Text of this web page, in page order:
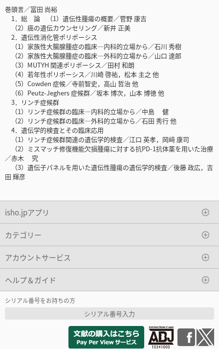
巻頭言／冨田 尚裕
1．総 論 （1）遺伝性腫瘍の概要／菅野 康吉
（2）癌の遺伝カウンセリング／新井 正美
2．遺伝性消化管ポリポーシス
（1）家族性大腸腺腫症の臨床―内科的立場から／石川 秀樹
（2）家族性大腸腺腫症の臨床―外科的立場から／山口 達郎
（3）MUTYH 関連ポリポーシス／田村 和朗
（4）若年性ポリポーシス／川崎 啓祐，松本 主之 他
（5）Cowden 症候／寺前智史，高山 哲治 他
（6）Peutz-Jeghers 症候群／坂本 博次，山本 博徳 他
3．リンチ症候群
（1）リンチ症候群の臨床―内科的立場から／中島 健
（2）リンチ症候群の臨床―外科的立場から／石田 秀行 他
4．遺伝学的検査とその臨床応用
（1）リンチ症候群関連の遺伝学的検査／江口 英孝，岡﨑 康司
（2）ミスマッチ修復機能欠損腫瘍に対する抗PD-1抗体薬を用いた治療
／赤木 究
（3）遺伝子パネルを用いた遺伝性腫瘍の遺伝学的検査／後藤 政広，吉
田 輝彦
isho.jpアプリ
カテゴリー
アカウントサービス
ヘルプ＆ガイド
シリアル番号をお持ちの方
シリアル番号入力